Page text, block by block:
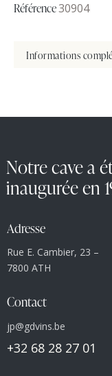
Référence30904
Informations
Notre cave a
inaugurée en
Adresse
Rue E. Cambier, 23 –
7800 ATH
Contact
jp@gdvins.be
+32 68 28 27 01